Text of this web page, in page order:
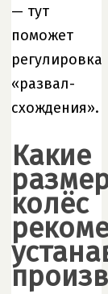
— тут
поможет
регулировка
«развал-
схождения».
Какие
колёс